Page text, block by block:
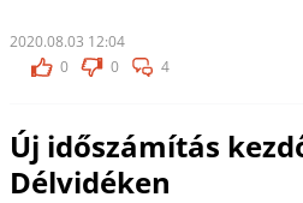
2020.08.03 12:04
0
0 4
Új időszámítás
Délvidéken